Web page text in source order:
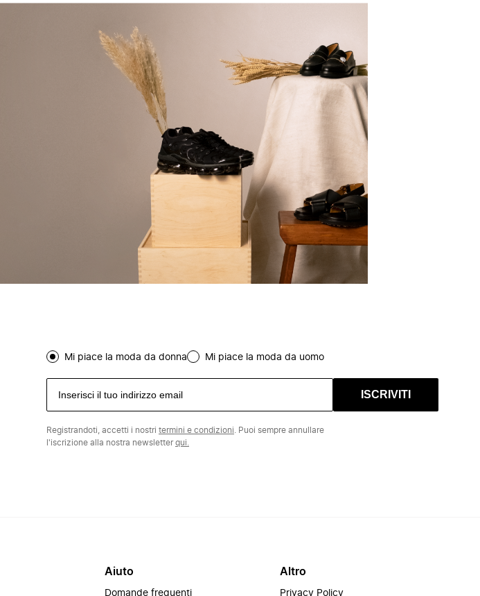
Mi piace la moda da donna Mi piace la moda da uomo
ISCRIVITI
Registrandoti, accetti i nostri termini e condizioni . Puoi sempre annullare
l'iscrizione alla nostra newsletterqui.
Aiuto
Domande frequenti
Altro
Privacy Policy